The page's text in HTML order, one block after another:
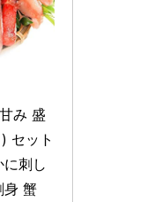
み 盛
セット
刺し
身 蟹